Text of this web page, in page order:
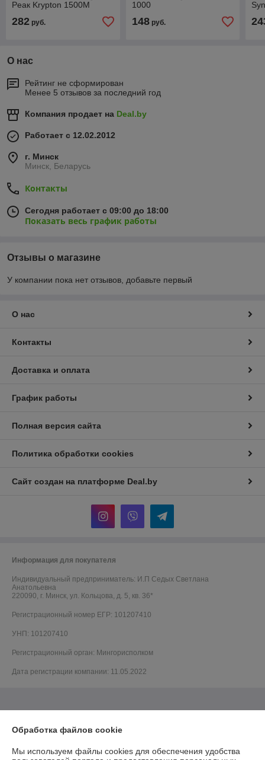
Pеак Krypton 1500M
282 руб.
1000
148руб.
О нас
Рейтинг не сформирован
Менее 5 отзывов за последний год
Компания продает на Deal.by
Работает с 12.02.2012
г. Минск
Минск, Беларусь
Контакты
Сегодня работает с 09:00 до 18:00
Показать весь график работы
Отзывы о магазине
У компании пока нет отзывов, добавьте первый
О нас
Контакты
Доставка и оплата
График работы
Полная версия сайта
Политика обработки cookies
Сайт создан на платформе Deal.by
Информация для покупателя
Индивидуальный предприниматель: И.П Седых Светлана
Анатольевна
220090, г. Минск, ул. Кольцова, д. 5, кв. 36*
Регистрационный номер ЕГР: 101207410
УНП: 101207410
Регистрационный орган: Мингорисполком
Дата регистрации компании: 11.05.2022
Обработка файлов cookie
Мы используем файлы cookies для обеспечения удобства